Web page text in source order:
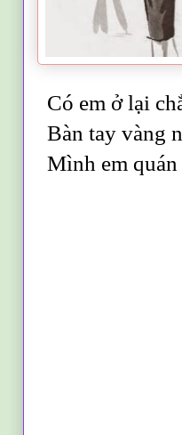
Có em ở lại
Bàn tay vàng
Mình em
Công
Thử so
Thật
Kết
Chúc
Cho hoa